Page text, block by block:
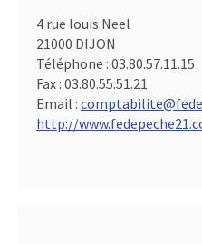
4 rue louis Neel
21000 DIJON
Téléphone : 03.80.57.11.15
Fax : 03.80.55.51.21
Email :
http://